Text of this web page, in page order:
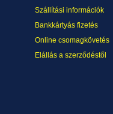
Szállítási információk
Bankkártyás fizetés
Online csomagkövetés
Elállás a szerződéstől